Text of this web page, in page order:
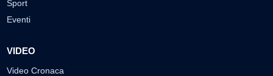
Sport
Eventi
VIDEO
Video Cronaca